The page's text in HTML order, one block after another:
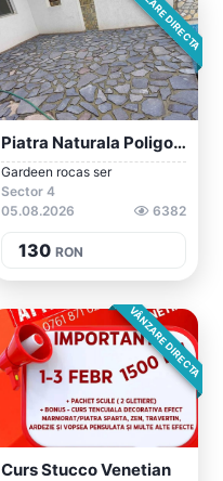
Piatra Naturala Poligonala
Gardeen rocas ser
Sector 4
05.08.2026
6382
130 RON
VÂNZARE DIRECTA
Curs Stucco Venetian